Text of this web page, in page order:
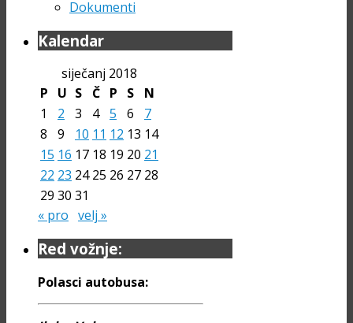
Dokumenti
Kalendar
siječanj 2018
P
U S Č P S
N
1
2 3 4 5 6
7
8
9 10 11 12 13 14
15 16 17 18 19 20 21
22 23 24 25 26 27 28
29 30 31
« pro velj »
Red vožnje:
Polasci autobusa: